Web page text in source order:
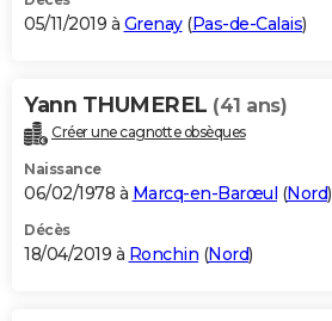
05/11/2019 à Grenay(Pas-de-Calais)
Yann THUMEREL (41 ans)
Créer une cagnotte obsèques
Naissance
06/02/1978 à Marcq-en-Barœul (Nord)
Décès
18/04/2019 à Ronchin (Nord)